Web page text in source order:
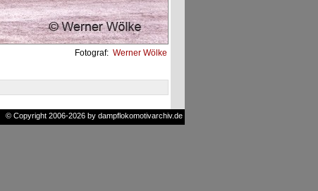
Fotograf: Werner Wölke
© Copyright 2006-2026 by dampflokomotivarchiv.de